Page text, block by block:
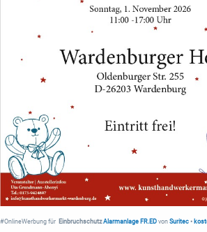
#OnlineWerbung für Einbruchschutz Alarmanlage FR.ED von Suritec •